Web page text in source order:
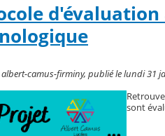
d'évaluation
camus-firminy, publié le lundi 31
sont